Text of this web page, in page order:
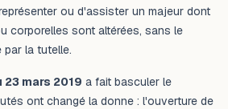
ou d'assister un majeur dont
corporelles sont altérées, sans le
par la tutelle.
23 mars 2019 a fait basculer le
ont changé la donne : l'ouverture de